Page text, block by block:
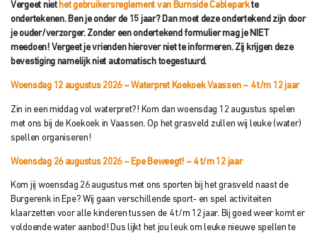
Vergeet niet het gebruikersreglement van Burnside Cableparkte
ondertekenen. Ben je onder de 15 jaar? Dan moet deze ondertekend zijndoor
je ouder/verzorger. Zonder een ondertekend formulier mag je NIET
meedoen! Vergeet je vrienden hierover niet te informeren. Zij krijgen deze
bevestiging namelijk niet automatisch toegestuurd.
Woensdag 12 augustus 2026 – Waterpret Koekoek Vaassen– 4 t/m 12 jaar
Zin in een middag vol waterpret?! Kom dan woensdag 12 augustus spelen
met ons bij de Koekoek in Vaassen. Op het grasveld zullen wij leuke (water)
spellen organiseren!
Woensdag 26 augustus 2026 – Epe Beweegt!– 4 t/m 12 jaar
Kom jij woensdag 26 augustus met ons sporten bij het grasveld naast de
Burgerenk in Epe? Wij gaan verschillende sport- en spel activiteiten
klaarzetten voor alle kinderen tussen de 4 t/m 12 jaar. Bij goed weer komt er
voldoende water aanbod! Dus lijkt het jou leuk om leuke nieuwe spellen te